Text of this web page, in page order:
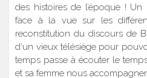
des histoires de l’époque !
face à la vue sur les
reconstitution du discours de
d‘un vieux télésiège pour
temps passe à écouter le
et sa femme nous